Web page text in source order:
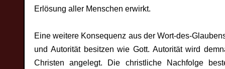
Erlösung aller Menschen erwirkt.
Eine weitere Konsequenz aus der Wort-des-
und Autorität besitzen wie Gott. Autorität wird
Christen angelegt. Die christliche Nachfolge